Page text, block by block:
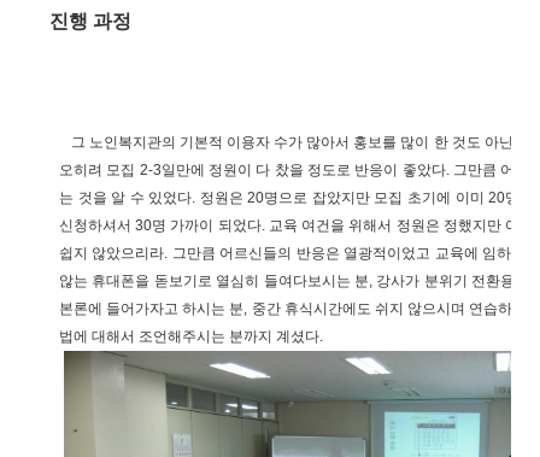
진행 과정
그 노인복지관의 기본적 이용자 수가 많아서 홍보를 많이 한 것도 아닌데
오히려 모집 2-3일만에 정원이 다 찼을 정도로 반응이 좋았다. 그만큼 어르
는 것을 알 수 있었다. 정원은 20명으로 잡았지만 모집 초기에 이미 20명
신청하셔서 30명 가까이 되었다. 교육 여건을 위해서 정원은 정했지만 어
쉽지 않았으리라. 그만큼 어르신들의 반응은 열광적이었고 교육에 임하시
않는 휴대폰을 돋보기로 열심히 들여다보시는 분, 강사가 분위기 전환용으
본론에 들어가자고 하시는 분, 중간 휴식시간에도 쉬지 않으시며 연습하고
법에 대해서 조언해주시는 분까지 계셨다.